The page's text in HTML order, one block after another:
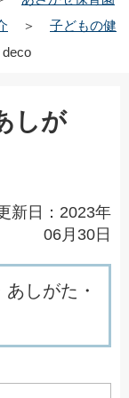
＞
子どもの健
しが
新日：2023年
06月30日
あ しがた ・